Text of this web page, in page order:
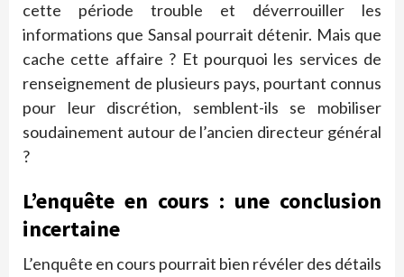
cette période trouble et déverrouiller les
informations que Sansal pourrait détenir. Mais que
cache cette affaire ? Et pourquoi les services de
renseignement de plusieurs pays, pourtant connus
pour leur discrétion, semblent-ils se mobiliser
soudainement autour de l’ancien directeur général
?
L’enquête en cours : une conclusion
incertaine
L’enquête en cours pourrait bien révéler des détails